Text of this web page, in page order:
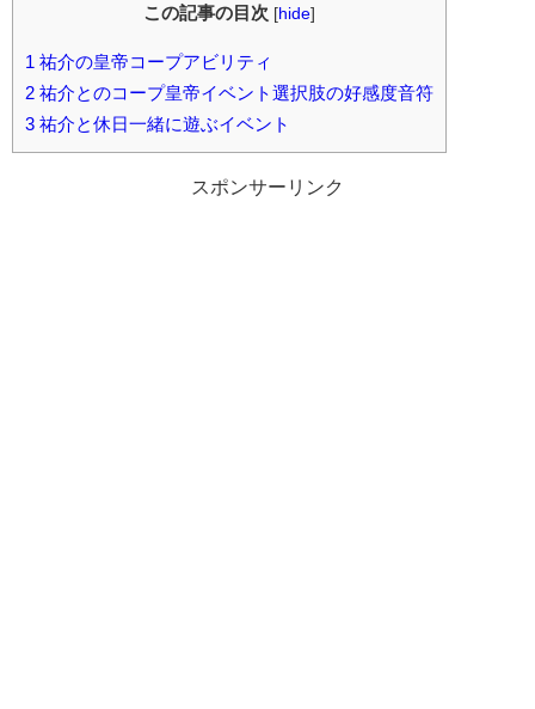
この記事の目次 [hide]
1 祐介の皇帝コープアビリティ
2 祐介とのコープ皇帝イベント選択肢の好感度音符
3 祐介と休日一緒に遊ぶイベント
スポンサーリンク